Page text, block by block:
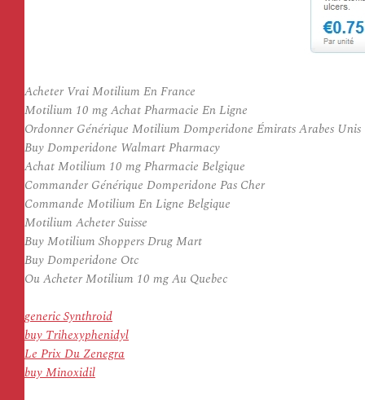
Acheter Vrai Motilium En France
Motilium 10 mg Achat Pharmacie En Ligne
Ordonner Générique Motilium Domperidone Émirats Arabes Unis
Buy Domperidone Walmart Pharmacy
Achat Motilium 10 mg Pharmacie Belgique
Commander Générique Domperidone Pas Cher
Commande Motilium En Ligne Belgique
Motilium Acheter Suisse
Buy Motilium Shoppers Drug Mart
Buy Domperidone Otc
Ou Acheter Motilium 10 mg Au Quebec
generic Synthroid
buy Trihexyphenidyl
Le Prix Du Zenegra
buy Minoxidil